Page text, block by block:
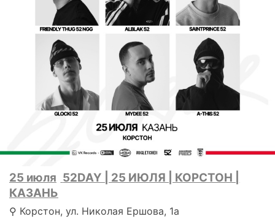
25 июля 52DAY | 25 ИЮЛЯ | КОРСТОН |
КАЗАНЬ
⚲ Корстон, ул. Николая Ершова, 1а